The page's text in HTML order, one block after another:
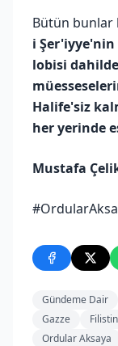
Bütün bunlar
i
lobisi
Halife'siz
her yerinde
Mustafa
Gündeme Dair
Gazze
Filistin
Ordular Aksaya